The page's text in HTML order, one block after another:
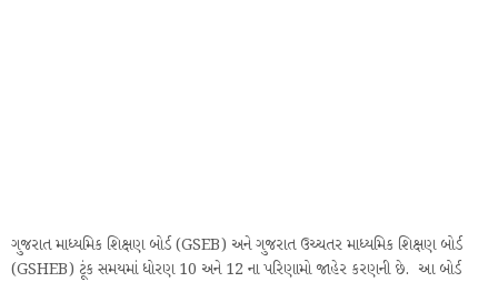
ગુજરાત માધ્યમિક શિક્ષણ બોર્ડ (GSEB) અને ગુજરાત ઉચ્ચતર માધ્યમિક શિક્ષણ બોર્ડ
(GSHEB) ટૂંક સમયમાં ધોરણ 10 અને 12 ના પરિણામો જાહેર કરણની છે. આ બોર્ડ